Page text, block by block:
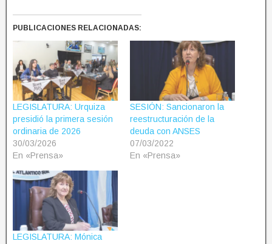
PUBLICACIONES RELACIONADAS:
LEGISLATURA: Urquiza
presidió la primera sesión
ordinaria de 2026
30/03/2026
En «Prensa»
SESIÓN: Sancionaron la
reestructuración de la
deuda con ANSES
07/03/2022
En «Prensa»
LEGISLATURA: Mónica